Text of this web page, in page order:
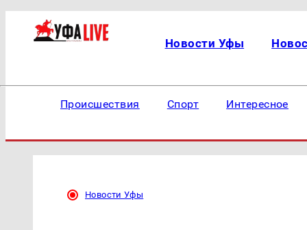
Новости Уфы
Происшествия Спорт Интересное
Новости Уфы